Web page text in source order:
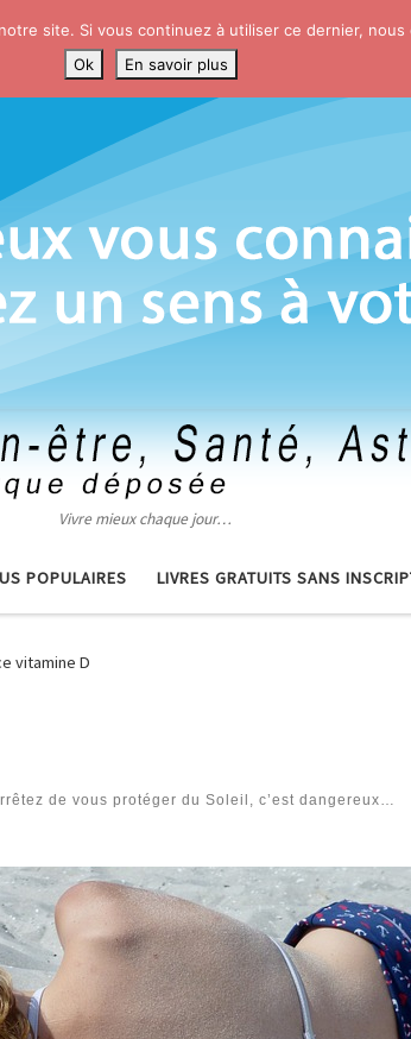
Vivre mieux chaque jour…
POPULAIRES LIVRES GRATUITS SANS
vitamine D
de vous protéger du Soleil, c’est dangereux…
site. Si vous continuez à utiliser ce dernier,
Ok
En savoir plus